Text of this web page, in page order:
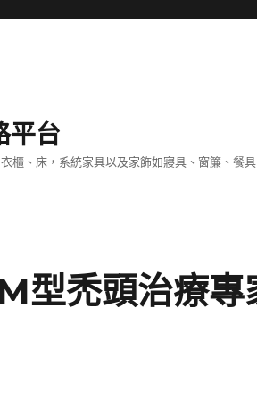
平台
櫃、床，系統家具以及家飾如寢具、窗簾、餐具
型禿頭治療專